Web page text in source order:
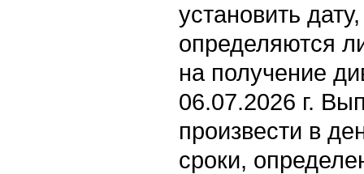
установить
определяются
на получение
06.07.2026 г.
произвести в
сроки,